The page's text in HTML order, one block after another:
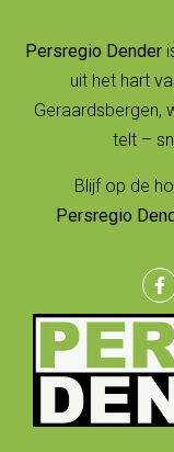
Persregio Dender
uit het hart
Geraardsbergen,
telt –
Blijf op de
Persregio